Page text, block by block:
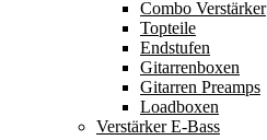
Combo Verstärker
Topteile
Endstufen
Gitarrenboxen
Gitarren Preamps
Loadboxen
Verstärker E-Bass